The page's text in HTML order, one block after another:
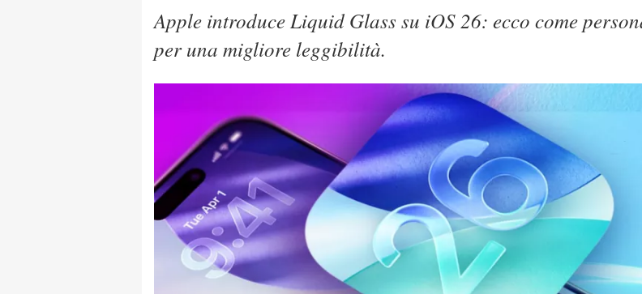
Apple introduce Liquid Glass su iOS 26: ecco come
per una migliore leggibilità.